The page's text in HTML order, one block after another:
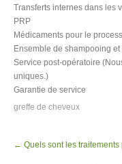
Transferts internes dans les
PRP
Médicaments pour le
Ensemble de shampooing
Service post-opératoire
uniques.)
Garantie de service
greffe de cheveux
navigation
← Quels sont les